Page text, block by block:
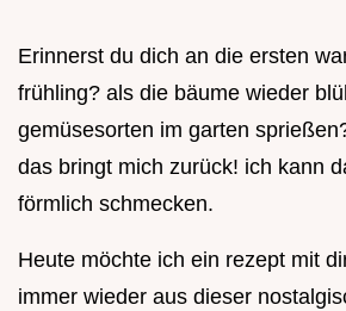
Erinnerst du dich an die ersten
frühling? als die bäume wieder
gemüsesorten im garten
das bringt mich zurück! ich kann
förmlich schmecken.
Heute möchte ich ein rezept mit
immer wieder aus dieser